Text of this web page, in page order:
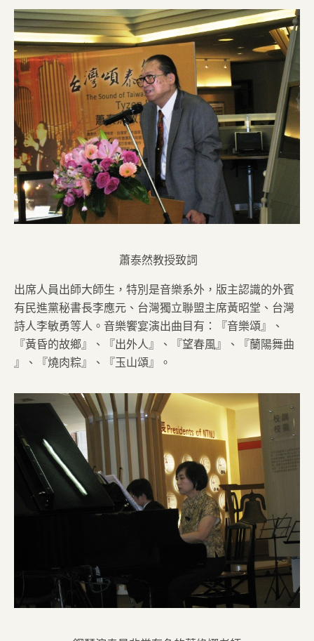
蕭泰然教授致詞
出席人員出師大師生，特別是音樂系外，版主認識的外賓
有民進黨秘書長李應元、台灣獨立聯盟主席黃昭堂、台灣
詩人李敏勇等人。音樂饗宴演出曲目有：『音樂頌』、
『黃昏的故鄉』、『出外人』、『望春風』、『蘭陽舞曲
』、『燒肉粽』、『玉山頌』。